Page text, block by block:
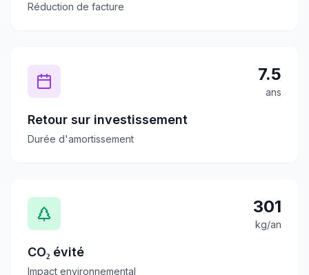
Réduction de facture
7.5
ans
Retour sur investissement
Durée d'amortissement
301
kg/an
CO₂ évité
Impact environnemental